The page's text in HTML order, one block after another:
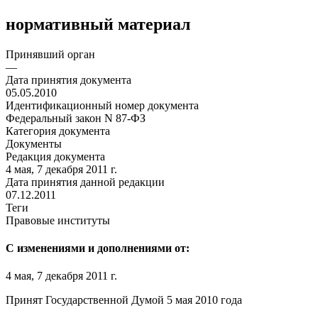
нормативный материал
Принявший орган
—
Дата принятия документа
05.05.2010
Идентификационный номер документа
Федеральный закон N 87-ФЗ
Категория документа
Документы
Редакция документа
4 мая, 7 декабря 2011 г.
Дата принятия данной редакции
07.12.2011
Теги
Правовые институты
С изменениями и дополнениями от:
4 мая, 7 декабря 2011 г.
Принят Государственной Думой 5 мая 2010 года